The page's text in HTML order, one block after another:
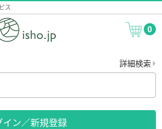
ス
0
詳細検索
イン／新規登録